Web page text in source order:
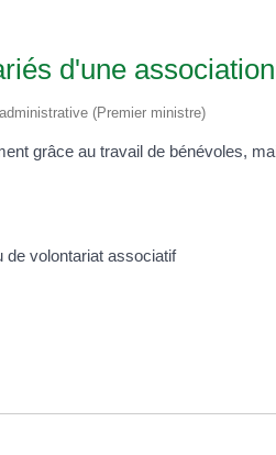
d'une association
(Premier ministre)
grâce au travail de bénévoles,
de volontariat associatif